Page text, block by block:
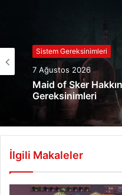
Sistem Gereksinimleri
7 Ağustos 2026
Maid of Sker
Gereksinimleri
İlgili Makaleler